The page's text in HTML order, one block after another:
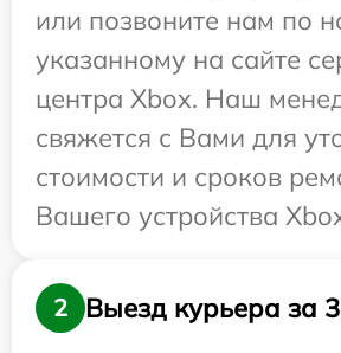
или позвоните нам по
указанному на сайте
центра Xbox. Наш
свяжется с Вами для
стоимости и сроков
Вашего устройства
2
Выезд курьера за